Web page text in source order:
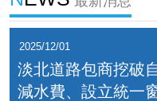
2025/12/01
淡北道路包商挖破
減水費、設立統一